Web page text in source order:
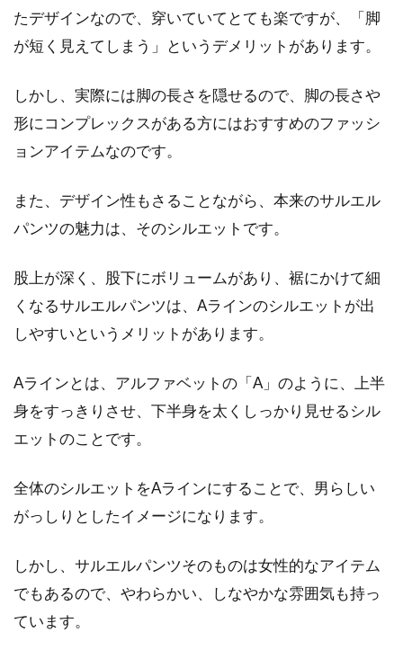
寒さが厳しい時期に役立つファッションアイテ
ムとして、ダウンがあります。ダウンは機能性
アメカジファッションを楽しもう！
おすすめブランドをご紹介
目次 1 アメカジってどんなファッションなの？
「GAP」と...
ね着コーデ！お洒落のコツ
も良いで...
デニムにボアがついたジャケットの
おしゃれコーデをご紹介！
たデザインなので、穿いていてとても楽ですが、「脚
が短く見えてしまう」というデメリットがあります。
しかし、実際には脚の長さを隠せるので、脚の長さや
形にコンプレックスがある方にはおすすめのファッシ
ョンアイテムなのです。
また、デザイン性もさることながら、本来のサルエル
パンツの魅力は、そのシルエットです。
股上が深く、股下にボリュームがあり、裾にかけて細
くなるサルエルパンツは、Aラインのシルエットが出
しやすいというメリットがあります。
Aラインとは、アルファベットの「A」のように、上半
身をすっきりさせ、下半身を太くしっかり見せるシル
エットのことです。
全体のシルエットをAラインにすることで、男らしい
がっしりとしたイメージになります。
しかし、サルエルパンツそのものは女性的なアイテム
でもあるので、やわらかい、しなやかな雰囲気も持っ
ています。